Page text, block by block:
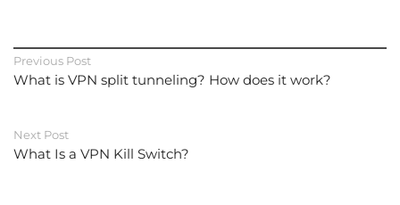
Previous Post
What is VPN split tunneling? How does it work?
Next Post
What Is a VPN Kill Switch?